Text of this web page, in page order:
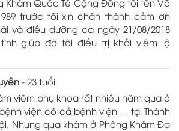
trước tôi xin chân thành cảm ơn
và điều dưỡng ca ngày 21/08/2018
giúp đỡ tôi điều trị khỏi viêm lộ
- 23 tuổi
viêm phụ khoa rất nhiều năm qua ở
viện có cả bệnh viện … tại Thành
Nhưng qua khám ở Phòng Khám Đa